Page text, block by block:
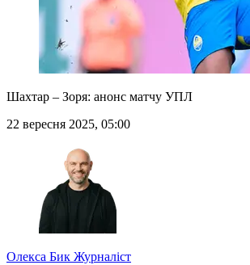
Шахтар – Зоря: анонс матчу УПЛ
22 вересня 2025, 05:00
Олекса Бик Журналіст